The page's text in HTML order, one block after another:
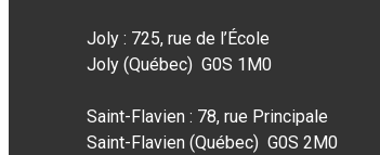
Joly : 725, rue de l’École
Joly (Québec) G0S 1M0
Saint-Flavien : 78, rue Principale
Saint-Flavien (Québec) G0S 2M0